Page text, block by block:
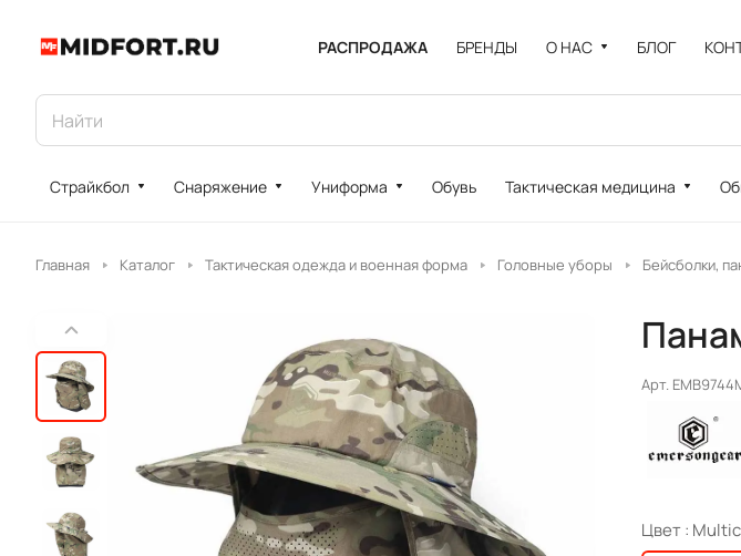
РАСПРОДАЖА БРЕНДЫ О НАС БЛОГ
Страйкбол Снаряжение Униформа Обувь Тактическая медицина
Главная Каталог Тактическая одежда и военная форма Головные уборы Бейсболки,
Арт.
Цвет :